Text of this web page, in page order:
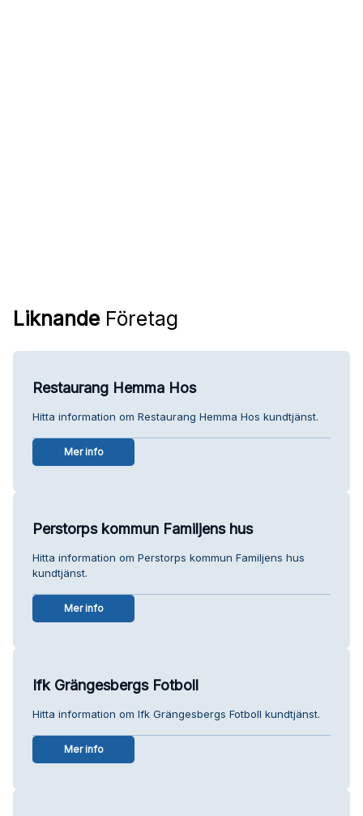
Liknande Företag
Restaurang Hemma Hos
Hitta information om Restaurang Hemma Hos kundtjänst.
Mer info
Perstorps kommun Familjens hus
Hitta information om Perstorps kommun Familjens hus
kundtjänst.
Mer info
Ifk Grängesbergs Fotboll
Hitta information om Ifk Grängesbergs Fotboll kundtjänst.
Mer info